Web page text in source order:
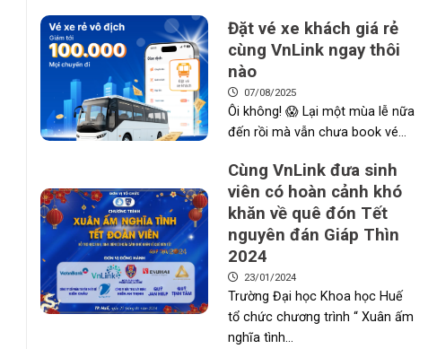
Đặt vé xe khách giá rẻ
cùng VnLink ngay thôi
nào
07/08/2025
Ôi không! 😱 Lại một mùa lễ nữa
đến rồi mà vẫn chưa book vé...
Cùng VnLink đưa sinh
viên có hoàn cảnh khó
khăn về quê đón Tết
nguyên đán Giáp Thìn
2024
23/01/2024
Trường Đại học Khoa học Huế
tổ chức chương trình “ Xuân ấm
nghĩa tình...